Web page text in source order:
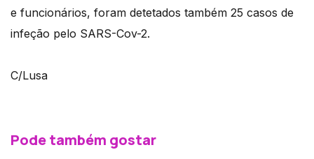
e funcionários, foram detetados também 25 casos de
infeção pelo SARS-Cov-2.
C/Lusa
Pode também gostar